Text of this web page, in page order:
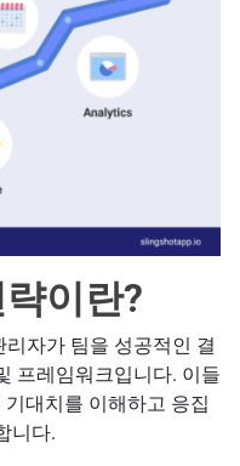
이란?
자가 팀을 성공적인 결
프레임워크입니다. 이들
대치를 이해하고 응집
니다.